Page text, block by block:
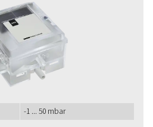
-1 ... 50 mbar